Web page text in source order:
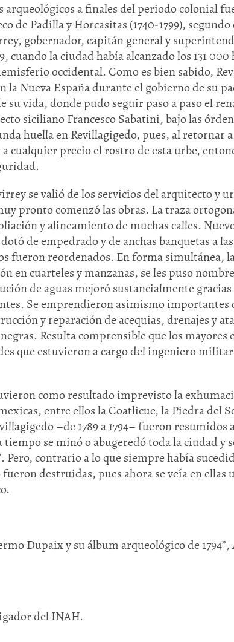
a finales del periodo colonial
de Padilla y Horcasitas (1740-1799), segundo
gobernador, capitán general y
cuando la ciudad había alcanzado los 131
occidental. Como es bien sabido,
Nueva España durante el gobierno de su
su vida, donde pudo seguir paso a paso el
siciliano Francesco Sabatini, bajo las
huella en Revillagigedo, pues, al retornar
cualquier precio el rostro de esta urbe,
se valió de los servicios del arquitecto y
pronto comenzó las obras. La traza
y alineamiento de muchas calles.
de empedrado y de anchas banquetas a
fueron reordenados. En forma simultánea,
en cuarteles y manzanas, se les puso
de aguas mejoró sustancialmente gracias
Se emprendieron asimismo importantes
y reparación de acequias, drenajes y
Resulta comprensible que los mayores
que estuvieron a cargo del ingeniero
como resultado imprevisto la
entre ellos la Coatlicue, la Piedra del
–de 1789 a 1794– fueron resumidos
se minó o abugeredó toda la ciudad y
contrario a lo que siempre había
destruidas, pues ahora se veía en ellas
Dupaix y su álbum arqueológico de 1794”,
del INAH.